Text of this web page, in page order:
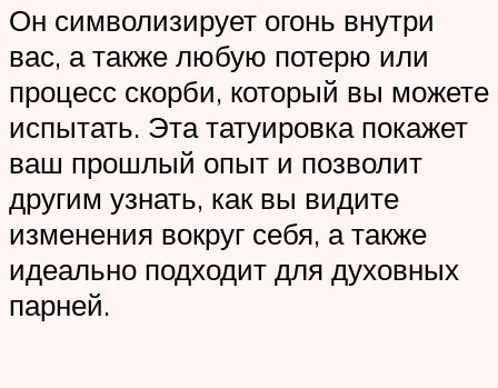
Он символизирует огонь внутри
вас, а также любую потерю или
процесс скорби, который вы можете
испытать. Эта татуировка покажет
ваш прошлый опыт и позволит
другим узнать, как вы видите
изменения вокруг себя, а также
идеально подходит для духовных
парней.